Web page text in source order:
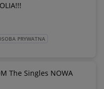
PRYWATNA
The Singles NOWA